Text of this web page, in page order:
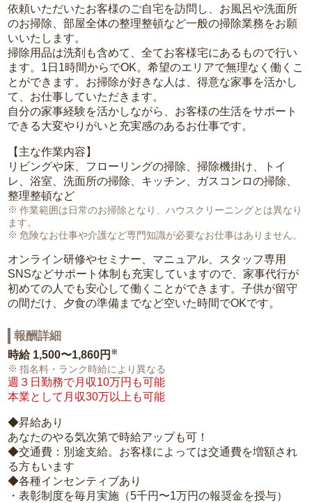
依頼いただいたお客様のご自宅を訪問し、お風呂や洗面所
のお掃除、部屋全体の整理整頓など一般の掃除業務をお願
いいたします。
掃除用品は洗剤も含めて、全てお客様宅にあるもので行い
ます。1日1時間からでOK。希望のエリアで無理なく働くこ
とができます。お掃除が好きな人は、得意な家事を活かし
て、お仕事していただきます。
自分の家事経験を活かしながら、お客様の生活をサポート
できる大変やりがいと充実感のあるお仕事です。
【主な作業内容】
リビングや床、フローリングの掃除、掃除機掛け、トイ
レ、浴室、洗面所の掃除、キッチン、ガスコンロの掃除、
整理整頓など
作業範囲は日常のお掃除となり、ハウスクリーニングとは異なり
ます。
危険なお仕事や介護など専門知識が必要なお仕事はありません。
オンライン研修やセミナー、マニュアル、スタッフ専用
SNSなどサポート体制も充実していますので、家事代行が
初めての人でも安心して働くことができます。子供が留守
の間だけ、夕食の準備までなど空いた時間でOKです。
報酬詳細
時給 1,500〜1,860円 ※
指名料・ランク時給により異なる
週３日勤務で月収10万円も可能
本業として月収30万以上も可能
◆昇給あり
あなたのやる気次第で時給アップも可！
◆交通費：別途支給。お客様によっては交通費を増額され
る方もいます
◆各種インセンティブあり
・表彰制度を毎月実施（5千円〜1万円の報奨金を授与）